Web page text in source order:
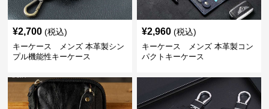
¥2,700 (税込)
キーケース メンズ 本革製シン
プル機能性キーケース
¥2,960 (税込)
キーケース メンズ 本革製コン
パクトキーケース